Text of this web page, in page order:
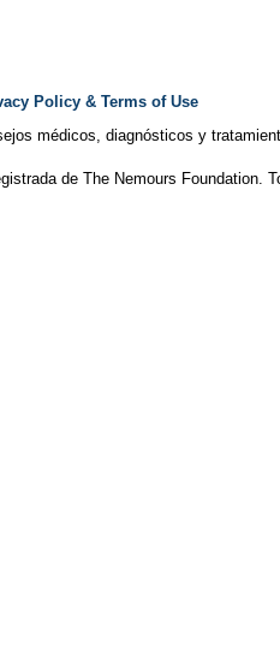
Policy & Terms of Use
médicos, diagnósticos y
de The Nemours Foundation.